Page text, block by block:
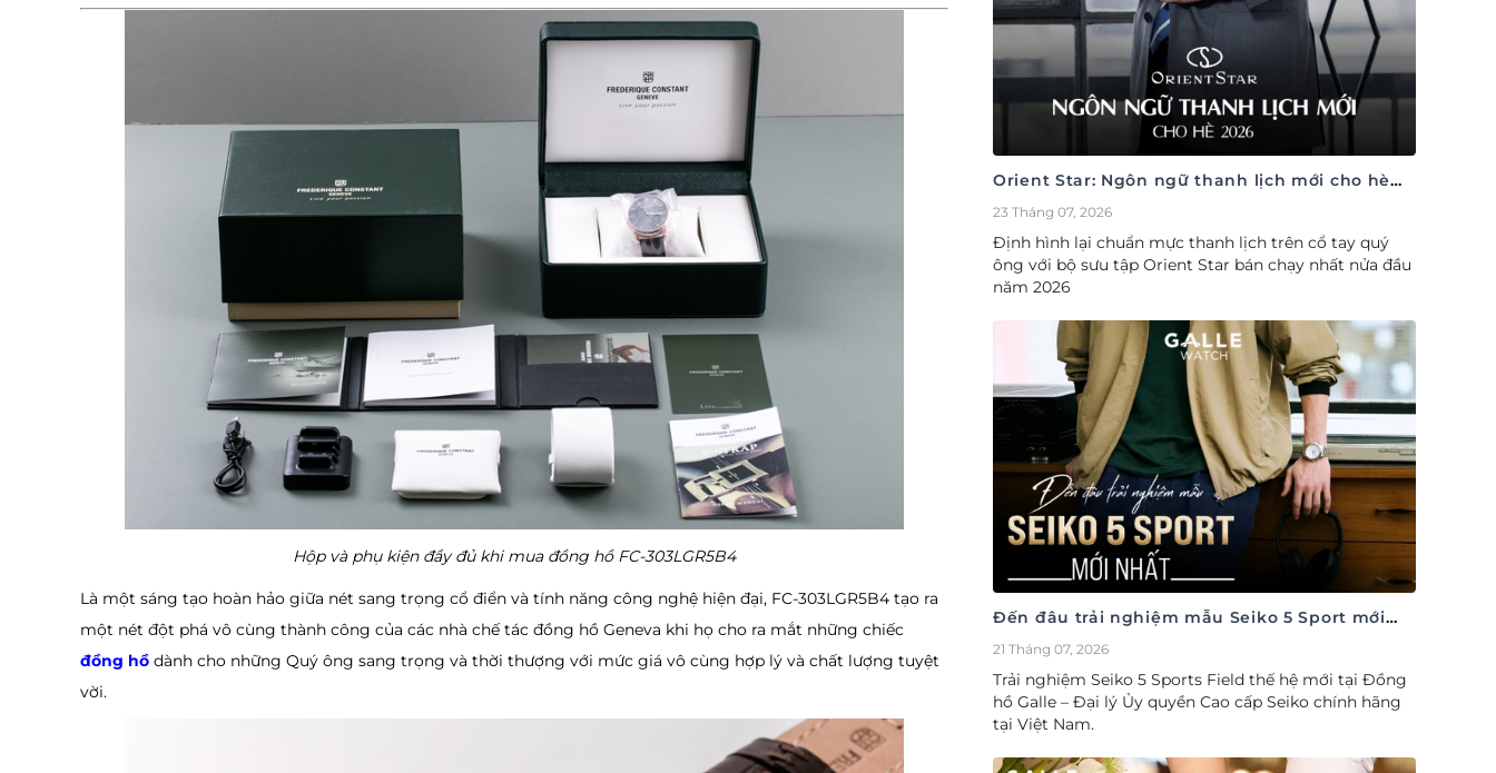
Hộp và phụ kiện đầy đủ khi mua đồng hồ FC-303LGR5B4
Là một sáng tạo hoàn hảo giữa nét sang trọng cổ điển và tính năng công nghệ hiện đại, FC-303LGR5B4 tạo ra
một nét đột phá vô cùng thành công của các nhà chế tác đồng hồ Geneva khi họ cho ra mắt những chiếc
đồng hồ dành cho những Quý ông sang trọng và thời thượng với mức giá vô cùng hợp lý và chất lượng tuyệt
vời.
Orient Star: Ngôn ngữ thanh lịch mới cho hè
2026
23 Tháng 07, 2026
Định hình lại chuẩn mực thanh lịch trên cổ tay quý
ông với bộ sưu tập Orient Star bán chạy nhất nửa đầu
năm 2026
Đến đâu trải nghiệm mẫu Seiko 5 Sport mới
nhất
21 Tháng 07, 2026
Trải nghiệm Seiko 5 Sports Field thế hệ mới tại Đồng
hồ Galle – Đại lý Ủy quyền Cao cấp Seiko chính hãng
tại Việt Nam.